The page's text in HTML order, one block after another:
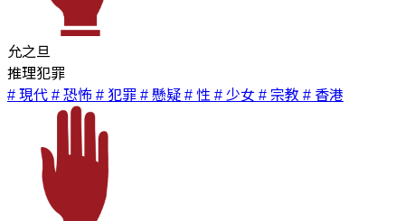
允之旦
推理犯罪
# 現代 # 恐怖 # 犯罪 # 懸疑 # 性 # 少女 # 宗教 # 香港